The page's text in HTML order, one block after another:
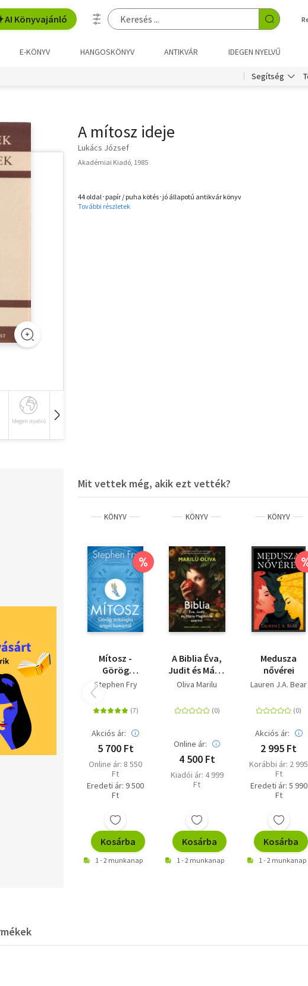
AI Könyvajánló
E-KÖNYV HANGOSKÖNYV ANTIKVÁR IDEGEN NYELVŰ
Segítség
Idegen nyelvű Hangoskönyv
A mítosz ideje
Lukács József
Akadémiai Kiadó, 1985
44 oldal･papír / puha kötés･jó állapotú antikvár könyv
További részletek
Mit vettek még, akik ezt vették?
KÖNYV
%
Mítosz -
Görög
mitológia
humorral
Stephen Fry
Akciós ár:
5 700 Ft
Online ár: 8 550
Ft
Eredeti ár: 9 500
Ft
Kosárba
1 - 2 munkanap
KÖNYV
A Biblia Éva,
Judit és Mária
Magdolna
Oliva Marilu
Online ár:
4 500 Ft
Kiadói ár: 4 999
Ft
Kosárba
1 - 2 munkanap
KÖNYV
Medusza
nővérei
Lauren J.A. Bear
Akciós ár:
2 995 Ft
Korábbi ár: 2 995
Ft
Eredeti ár: 5 990
Ft
Kosárba
1 - 2 munkanap